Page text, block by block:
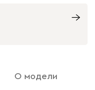
О модели